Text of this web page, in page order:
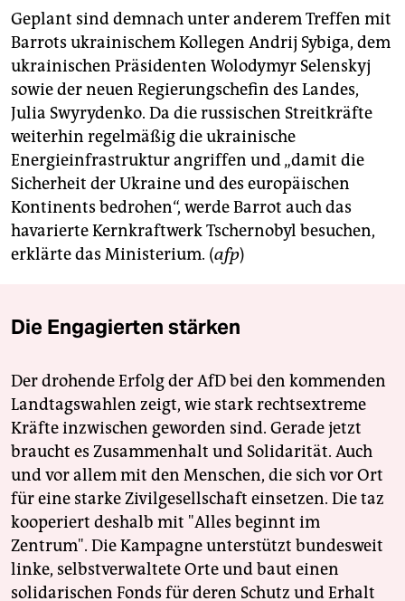
Geplant sind demnach unter anderem Treffen mit
Barrots ukrainischem Kollegen Andrij Sybiga, dem
ukrainischen Präsidenten Wolodymyr Selenskyj
sowie der neuen Regierungschefin des Landes,
Julia Swyrydenko. Da die russischen Streitkräfte
weiterhin regelmäßig die ukrainische
Energieinfrastruktur angriffen und „damit die
Sicherheit der Ukraine und des europäischen
Kontinents bedrohen“, werde Barrot auch das
havarierte Kernkraftwerk Tschernobyl besuchen,
erklärte das Ministerium. (afp)
Die Engagierten stärken
Der drohende Erfolg der AfD bei den kommenden
Landtagswahlen zeigt, wie stark rechtsextreme
Kräfte inzwischen geworden sind. Gerade jetzt
braucht es Zusammenhalt und Solidarität. Auch
und vor allem mit den Menschen, die sich vor Ort
für eine starke Zivilgesellschaft einsetzen. Die taz
kooperiert deshalb mit "Alles beginnt im
Zentrum". Die Kampagne unterstützt bundesweit
linke, selbstverwaltete Orte und baut einen
solidarischen Fonds für deren Schutz und Erhalt